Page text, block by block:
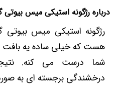
درباره رژگونه استیکی میس بیوتی
رژگونه استیکی میس بیوتی
هست که خیلی ساده یه بافت
شما درست می کنه.
درخشندگی برجسته ای به